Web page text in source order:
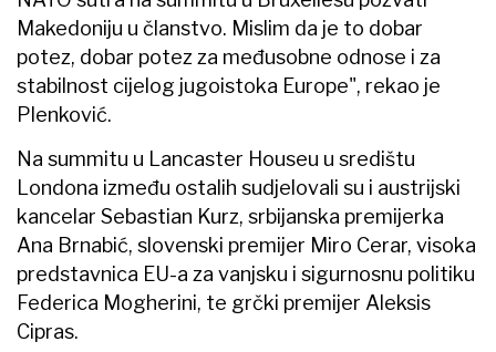
Makedoniju u članstvo. Mislim da je to dobar
potez, dobar potez za međusobne odnose i za
stabilnost cijelog jugoistoka Europe", rekao je
Plenković.
Na summitu u Lancaster Houseu u središtu
Londona između ostalih sudjelovali su i austrijski
kancelar Sebastian Kurz, srbijanska premijerka
Ana Brnabić, slovenski premijer Miro Cerar, visoka
predstavnica EU-a za vanjsku i sigurnosnu politiku
Federica Mogherini, te grčki premijer Aleksis
Cipras.